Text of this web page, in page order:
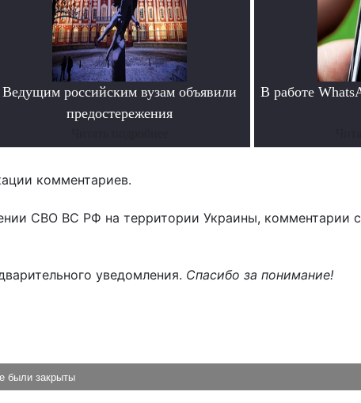
Ведущим российским вузам объявили
предостережения
В работе
комментариев.
СВО ВС РФ на территории Украины, комментарии
уведомления. Спасибо за понимание!
были закрыты